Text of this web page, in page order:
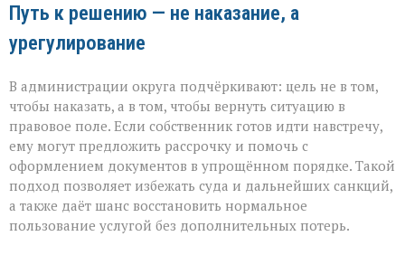
Путь к решению — не наказание, а
урегулирование
В администрации округа подчёркивают: цель не в том,
чтобы наказать, а в том, чтобы вернуть ситуацию в
правовое поле. Если собственник готов идти навстречу,
ему могут предложить рассрочку и помочь с
оформлением документов в упрощённом порядке. Такой
подход позволяет избежать суда и дальнейших санкций,
а также даёт шанс восстановить нормальное
пользование услугой без дополнительных потерь.